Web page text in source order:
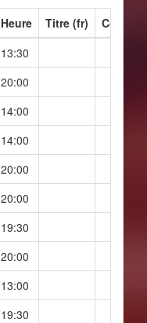
Heure Titre (fr)
Co-
13:30
20:00
14:00
14:00
20:00
20:00
19:30
20:00
13:00
19:30